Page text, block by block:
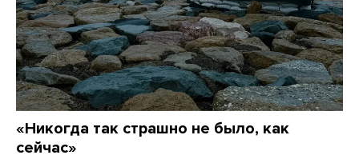
«Никогда так страшно не было, как
сейчас»